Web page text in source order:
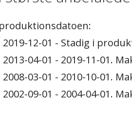
12-01 - Stadig i
04-01 - 2019-11-01.
03-01 - 2010-10-01.
09-01 - 2004-04-01.